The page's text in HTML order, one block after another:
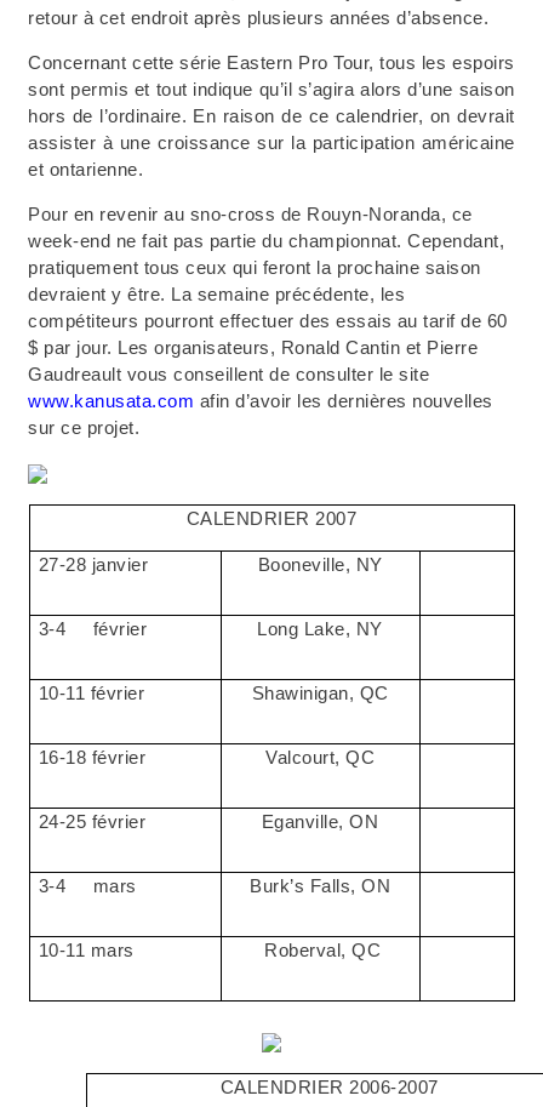
retour à cet endroit après plusieurs années d’absence.
Concernant cette série Eastern Pro Tour, tous les espoirs
sont permis et tout indique qu’il s’agira alors d’une saison
hors de l’ordinaire. En raison de ce calendrier, on devrait
assister à une croissance sur la participation américaine
et ontarienne.
Pour en revenir au sno-cross de Rouyn-Noranda, ce
week-end ne fait pas partie du championnat. Cependant,
pratiquement tous ceux qui feront la prochaine saison
devraient y être. La semaine précédente, les
compétiteurs pourront effectuer des essais au tarif de 60
$ par jour. Les organisateurs, Ronald Cantin et Pierre
Gaudreault vous conseillent de consulter le site
www.kanusata.com afin d’avoir les dernières nouvelles
sur ce projet.
CALENDRIER 2007
27-28 janvier Booneville, NY
3-4 février Long Lake, NY
10-11 février Shawinigan, QC
16-18 février Valcourt, QC
24-25 février Eganville, ON
3-4 mars Burk’s Falls, ON
10-11 mars Roberval, QC
CALENDRIER 2006-2007